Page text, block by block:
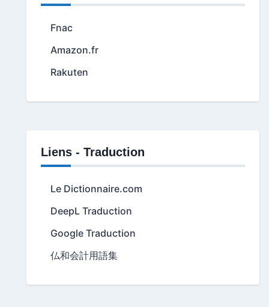
Fnac
Amazon.fr
Rakuten
Liens - Traduction
Le Dictionnaire.com
DeepL Traduction
Google Traduction
仏和会計用語集